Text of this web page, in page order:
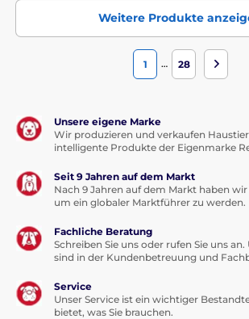
Weitere Produkte
1 … 28
Unsere eigene Marke
Wir produzieren und verkaufen
intelligente Produkte der Eigenmarke
Seit 9 Jahren auf dem Markt
Nach 9 Jahren auf dem Markt haben
um ein globaler Marktführer zu werden.
Fachliche Beratung
Schreiben Sie uns oder rufen Sie uns
sind in der Kundenbetreuung und
Service
Unser Service ist ein wichtiger
bietet, was Sie brauchen.